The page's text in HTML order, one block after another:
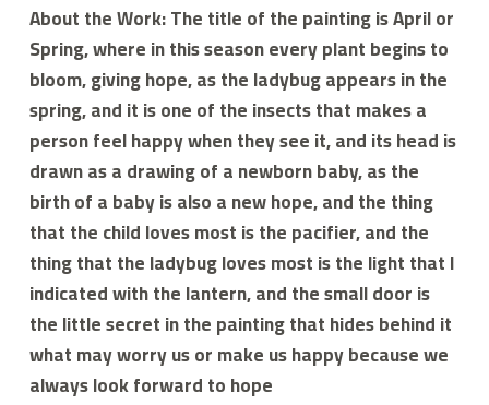
About the Work: The title of the painting is April or
Spring, where in this season every plant begins to
bloom, giving hope, as the ladybug appears in the
spring, and it is one of the insects that makes a
person feel happy when they see it, and its head is
drawn as a drawing of a newborn baby, as the
birth of a baby is also a new hope, and the thing
that the child loves most is the pacifier, and the
thing that the ladybug loves most is the light that I
indicated with the lantern, and the small door is
the little secret in the painting that hides behind it
what may worry us or make us happy because we
always look forward to hope